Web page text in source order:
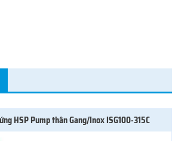
HSP Pump thân Gang/Inox ISG100-315C